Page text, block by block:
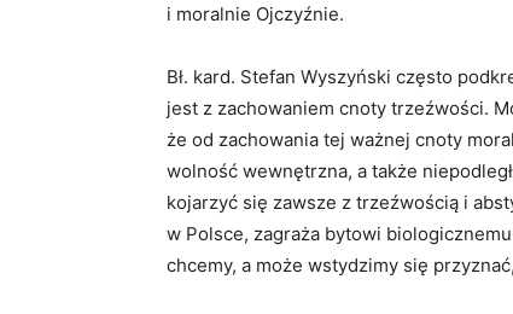
i moralnie Ojczyźnie.
Bł. kard. Stefan Wyszyński często
jest z zachowaniem cnoty trzeźwości.
że od zachowania tej ważnej cnoty
wolność wewnętrzna, a także
kojarzyć się zawsze z trzeźwością i
w Polsce, zagraża bytowi
chcemy, a może wstydzimy się